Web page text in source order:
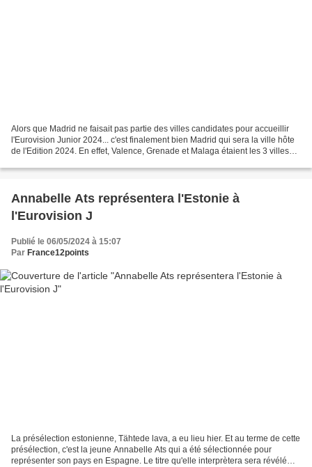
Alors que Madrid ne faisait pas partie des villes candidates pour accueillir
l'Eurovision Junior 2024... c'est finalement bien Madrid qui sera la ville hôte
de l'Edition 2024. En effet, Valence, Grenade et Malaga étaient les 3 villes
Annabelle Ats représentera l'Estonie à
l'Eurovision J
Publié le 06/05/2024 à 15:07
Par France12points
La présélection estonienne, Tähtede lava, a eu lieu hier. Et au terme de cette
présélection, c'est la jeune Annabelle Ats qui a été sélectionnée pour
représenter son pays en Espagne. Le titre qu'elle interprètera sera révélé